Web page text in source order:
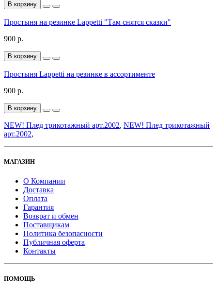
В корзину
Простыня на резинке Lappetti "Там снятся сказки"
900 р.
В корзину
Простыня Lappetti на резинке в ассортименте
900 р.
В корзину
NEW! Плед трикотажный арт.2002, NEW! Плед трикотажный
арт.2002,
МАГАЗИН
О Компании
Доставка
Оплата
Гарантия
Возврат и обмен
Поставщикам
Политика безопасности
Публичная оферта
Контакты
ПОМОЩЬ